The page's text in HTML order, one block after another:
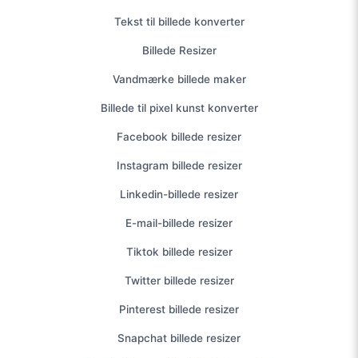
Tekst til billede konverter
Billede Resizer
Vandmærke billede maker
Billede til pixel kunst konverter
Facebook billede resizer
Instagram billede resizer
Linkedin-billede resizer
E-mail-billede resizer
Tiktok billede resizer
Twitter billede resizer
Pinterest billede resizer
Snapchat billede resizer